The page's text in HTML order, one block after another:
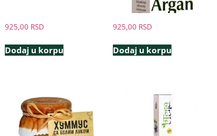
925,00 RSD
Dodaj u korpu
925,00 RSD
Dodaj u korpu